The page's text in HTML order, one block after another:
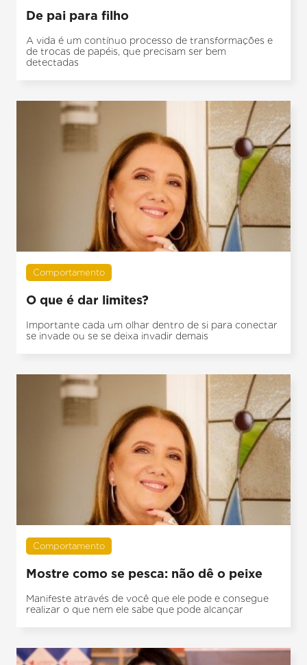
De pai para filho
A vida é um contínuo processo de transformações e
de trocas de papéis, que precisam ser bem
detectadas
Comportamento
O que é dar limites?
Importante cada um olhar dentro de si para conectar
se invade ou se se deixa invadir demais
Comportamento
Mostre como se pesca: não dê o peixe
Manifeste através de você que ele pode e consegue
realizar o que nem ele sabe que pode alcançar